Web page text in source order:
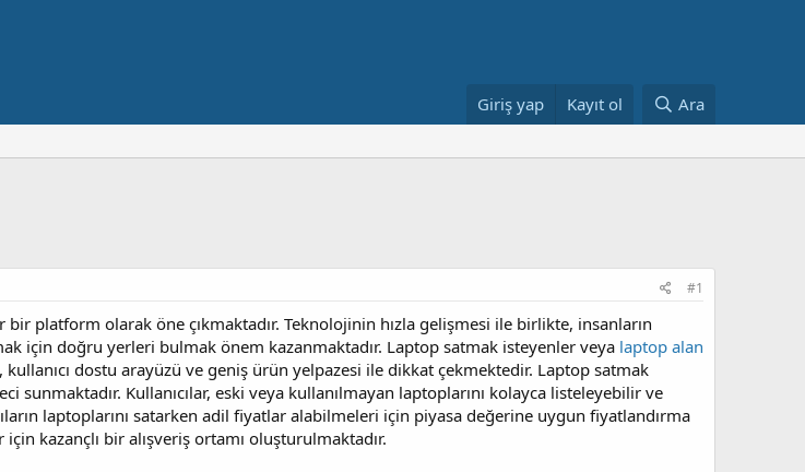
Giriş yap Kayıt ol Ara
#1
bir platform olarak öne çıkmaktadır. Teknolojinin hızla gelişmesi ile birlikte, insanların
için doğru yerleri bulmak önem kazanmaktadır. Laptop satmak isteyenler veya laptop alan
dostu arayüzü ve geniş ürün yelpazesi ile dikkat çekmektedir. Laptop satmak
Kullanıcılar, eski veya kullanılmayan laptoplarını kolayca listeleyebilir ve
laptoplarını satarken adil fiyatlar alabilmeleri için piyasa değerine uygun fiyatlandırma
için kazançlı bir alışveriş ortamı oluşturulmaktadır.